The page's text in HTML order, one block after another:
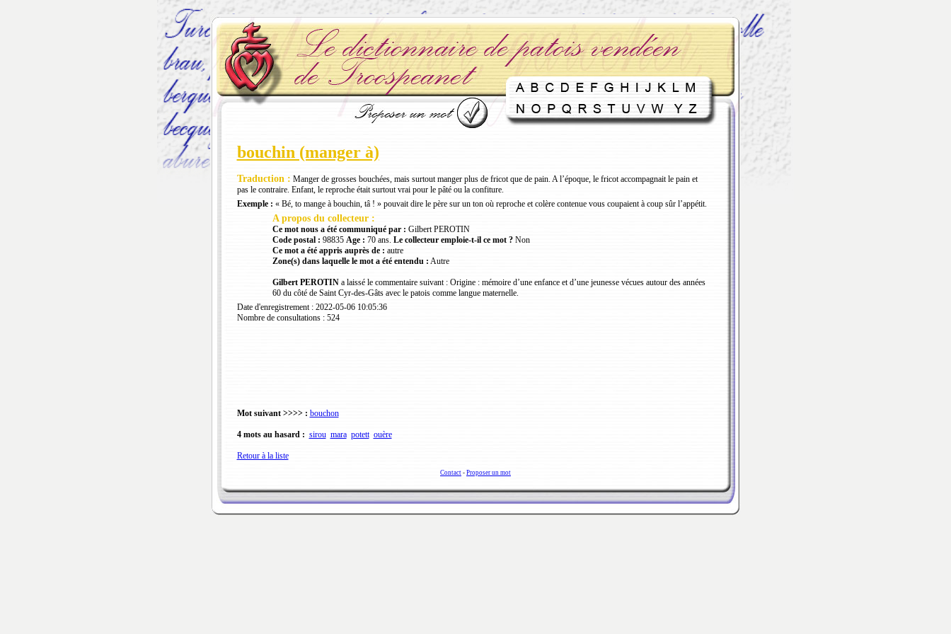
bouchin (manger à)
Traduction : Manger de grosses bouchées, mais surtout manger plus de fricot que de pain. A l’époque, le fricot accompagnait le pain et
pas le contraire. Enfant, le reproche était surtout vrai pour le pâté ou la confiture.
Exemple : « Bé, to mange à bouchin, tâ ! » pouvait dire le père sur un ton où reproche et colère contenue vous coupaient à coup sûr l’appétit.
A propos du collecteur :
Ce mot nous a été communiqué par : Gilbert PEROTIN
Code postal : 98835 Age : 70 ans. Le collecteur emploie-t-il ce mot ?Non
Ce mot a été appris auprès de : autre
Zone(s) dans laquelle le mot a été entendu : Autre
Gilbert PEROTINa laissé le commentaire suivant : Origine : mémoire d’une enfance et d’une jeunesse vécues autour des années
60 du côté de Saint Cyr-des-Gâts avec le patois comme langue maternelle.
Date d'enregistrement : 2022-05-06 10:05:36
Nombre de consultations : 524
Mot suivant >>>> : bouchon
4 mots au hasard : sirou mara potett ouère
Retour à la liste
Contact - Proposer un mot